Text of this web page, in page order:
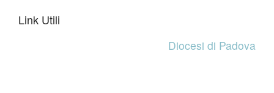
Link Utili
Diocesi di Padova